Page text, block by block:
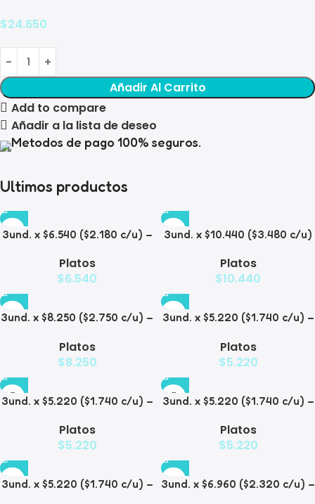
$24.650
Añadir Al Carrito
Add to compare
Añadir a la lista de deseo
Metodos de pago 100% seguros.
Ultimos productos
3und. x $6.540 ($2.180 c/u) –
Mascotas con Diseño
Decorativo
Platos
$6.540
3und. x $10.440 ($3.480 c/u)
Mascotas con Bowl de Acero
Platos
$10.440
3und. x $8.250 ($2.750 c/u) –
Mascotas con Diseño de
Gatos
Platos
$8.250
3und. x $5.220 ($1.740 c/u) –
Mascotas Texturizado
Platos
$5.220
3und. x $5.220 ($1.740 c/u) –
Mascotas Diseño Pastel
Platos
$5.220
3und. x $5.220 ($1.740 c/u) –
Mascotas con Diseños
Estampados
Platos
$5.220
3und. x $5.220 ($1.740 c/u) –
3und. x $6.960 ($2.320 c/u) –